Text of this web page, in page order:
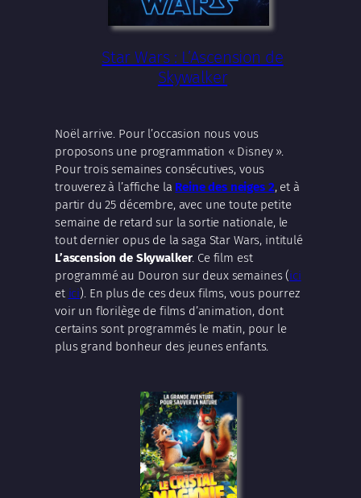
Star Wars : L’Ascension de
Skywalker
Noël arrive. Pour l’occasion nous vous
proposons une programmation « Disney ».
Pour trois semaines consécutives, vous
trouverez à l’affiche la Reine des neiges 2, et à
partir du 25 décembre, avec une toute petite
semaine de retard sur la sortie nationale, le
tout dernier opus de la saga Star Wars, intitulé
L’ascension de Skywalker. Ce film est
programmé au Douron sur deux semaines (ici
et ici). En plus de ces deux films, vous pourrez
voir un florilège de films d’animation, dont
certains sont programmés le matin, pour le
plus grand bonheur des jeunes enfants.